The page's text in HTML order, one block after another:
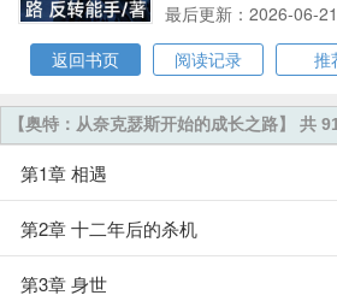
最后更新：2026-06-
返回书页
阅读记录 推
【奥特：从奈克瑟斯开始的成长之路】 共
第1章 相遇
第2章 十二年后的杀机
第3章 身世